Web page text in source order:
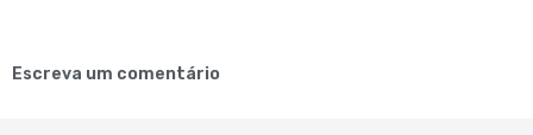
Escreva um comentário